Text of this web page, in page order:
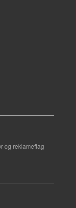
og reklameflag